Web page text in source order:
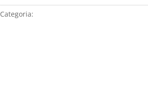
Categoria: